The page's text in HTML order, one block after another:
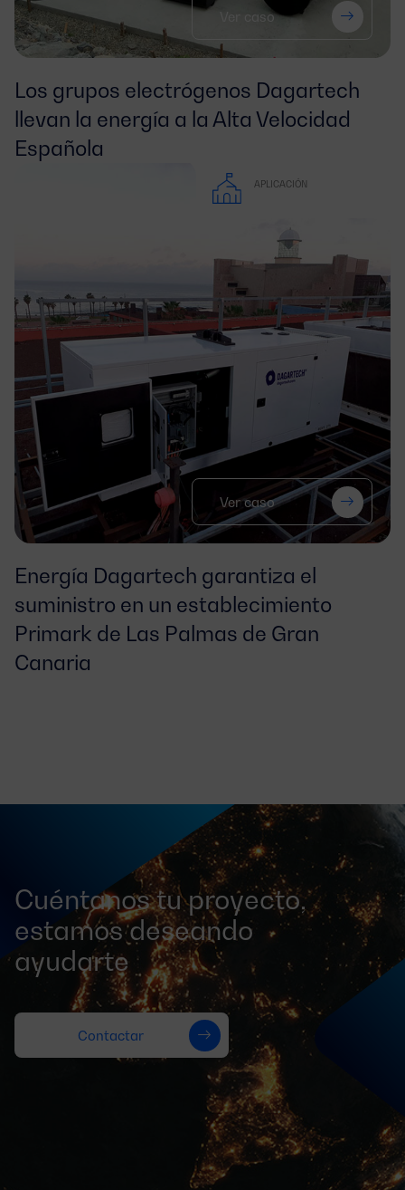
Ver caso
Los grupos electrógenos Dagartech
llevan la energía a la Alta Velocidad
Española
APLICACIÓN
Ver caso
Energía Dagartech garantiza el
suministro en un establecimiento
Primark de Las Palmas de Gran
Canaria
Cuéntanos tu proyecto,
estamos deseando
ayudarte
Contactar